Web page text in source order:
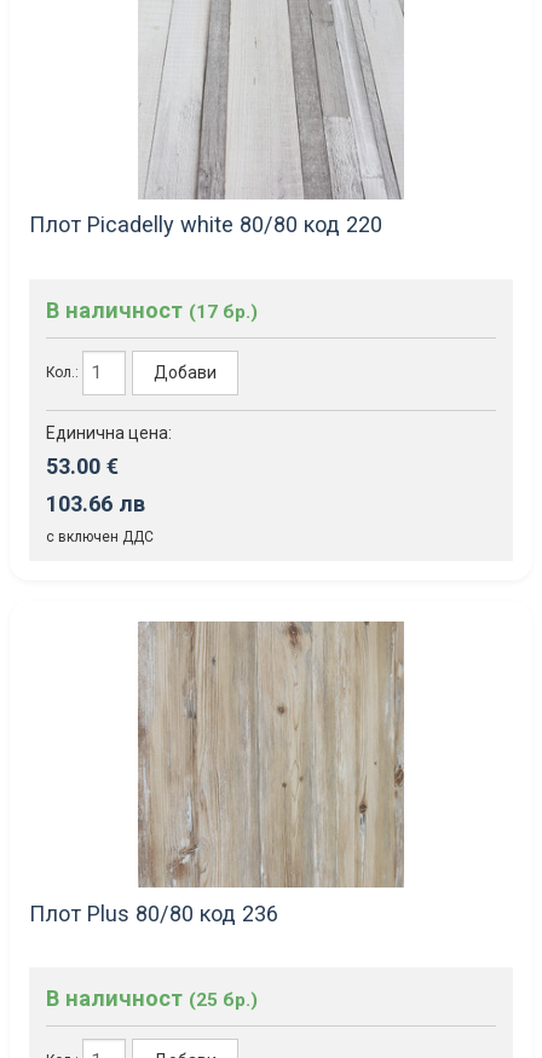
Плот Picadelly white 80/80 код 220
В наличност (17 бр.)
Кол.: Добави
Единична цена:
53.00 €
103.66 лв
с включен ДДС
Плот Plus 80/80 код 236
В наличност (25 бр.)